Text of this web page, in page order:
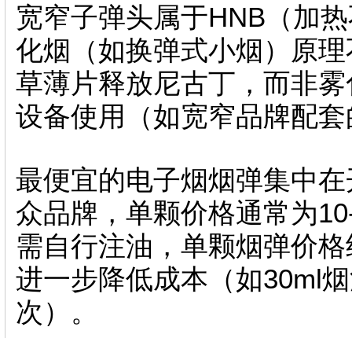
宽窄子弹头属于HNB（加
化烟（如换弹式小烟）原
草薄片释放尼古丁，而非
设备使用（如宽窄品牌配
最便宜的电子烟烟弹集中
众品牌，单颗价格通常为
需自行注油，单颗烟弹价
进一步降低成本（如30ml
次）。